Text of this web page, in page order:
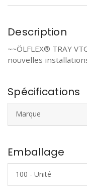
Description
~~ÖLFLEX® TRAY
nouvelles
Spécifications
Marque
Emballage
100 - Unité